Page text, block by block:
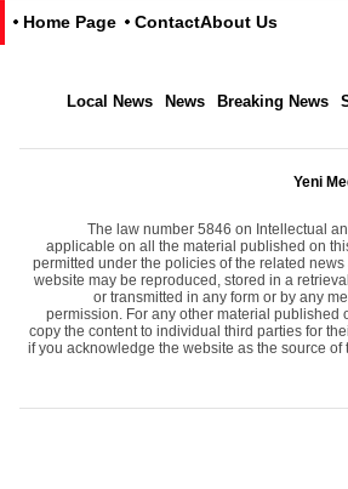
About Us
Contact
Home Page
Breaking News
News
Local News
Yeni
The law number 5846 on Intellectual
applicable on all the material published on
permitted under the policies of the related
website may be reproduced, stored in a
or transmitted in any form or by any
permission. For any other material
copy the content to individual third parties for
if you acknowledge the website as the source